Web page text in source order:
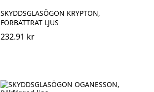
SKYDDSGLASÖGON KRYPTON,
FÖRBÄTTRAT LJUS
232.91 kr